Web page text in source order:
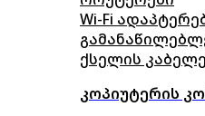
Wi-Fi
ქსელის
კოპიუტერის